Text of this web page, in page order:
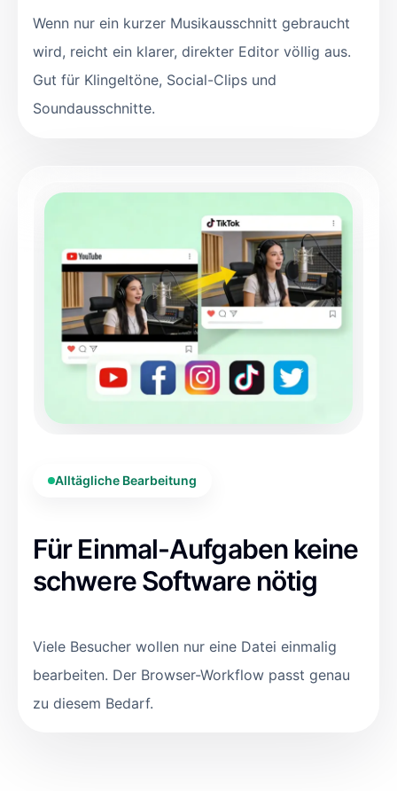
Wenn nur ein kurzer Musikausschnitt gebraucht
wird, reicht ein klarer, direkter Editor völlig aus.
Gut für Klingeltöne, Social-Clips und
Soundausschnitte.
Alltägliche Bearbeitung
Für Einmal-Aufgaben keine
schwere Software nötig
Viele Besucher wollen nur eine Datei einmalig
bearbeiten. Der Browser-Workflow passt genau
zu diesem Bedarf.